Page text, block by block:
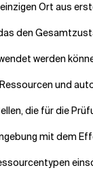
Ort aus
den
werden
und
die für die
mit dem